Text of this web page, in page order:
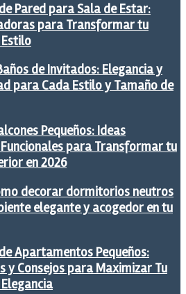
Pared para Sala de Estar:
para Transformar tu
de Invitados: Elegancia y
para Cada Estilo y Tamaño de
Pequeños: Ideas
para Transformar tu
en 2026
decorar dormitorios neutros
elegante y acogedor en tu
Apartamentos Pequeños:
y Consejos para Maximizar Tu